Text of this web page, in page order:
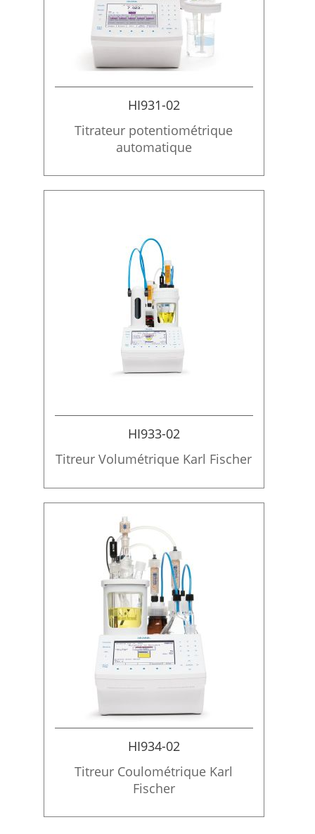
HI931-02
Titrateur potentiométrique
automatique
HI933-02
Titreur Volumétrique Karl Fischer
HI934-02
Titreur Coulométrique Karl
Fischer